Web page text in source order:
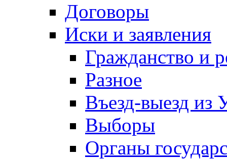
Договоры
Иски и заявления
Гражданство и
Разное
Въезд-выезд из
Выборы
Органы